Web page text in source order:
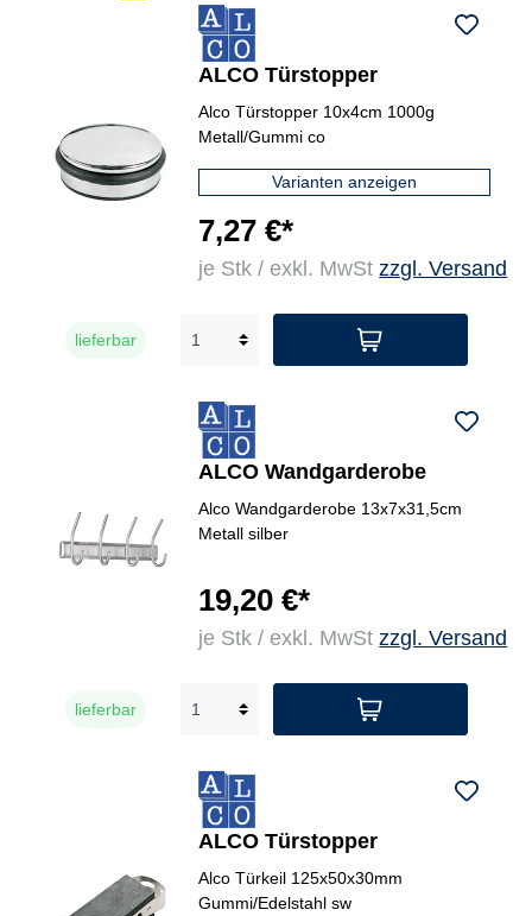
ALCO Türstopper
Alco Türstopper 10x4cm 1000g
Metall/Gummi co
Varianten anzeigen
7,27 €*
je Stk / exkl. MwStzzgl. Versand
lieferbar
ALCO Wandgarderobe
Alco Wandgarderobe 13x7x31,5cm
Metall silber
19,20 €*
je Stk / exkl. MwStzzgl. Versand
lieferbar
ALCO Türstopper
Alco Türkeil 125x50x30mm
Gummi/Edelstahl sw